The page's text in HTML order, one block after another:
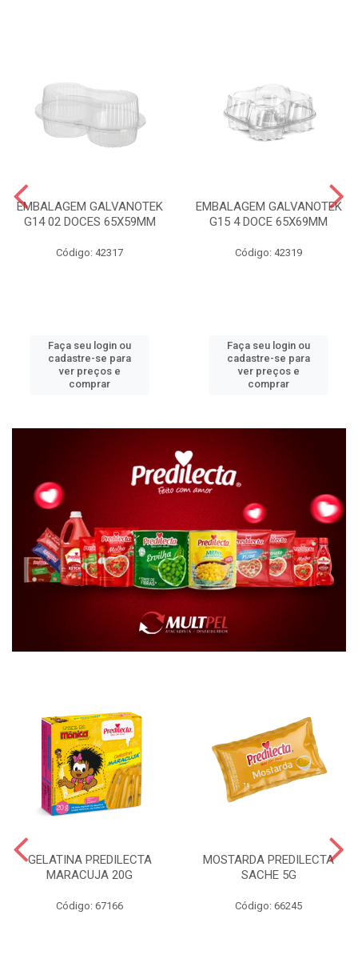
EMBALAGEM GALVANOTEK
G14 02 DOCES 65X59MM
Código: 42317
Faça seu login ou
cadastre-se para
ver preços e
comprar
EMBALAGEM GALVANOTEK
G15 4 DOCE 65X69MM
Código: 42319
Faça seu login ou
cadastre-se para
ver preços e
comprar
GELATINA PREDILECTA
MARACUJA 20G
Código: 67166
MOSTARDA PREDILECTA
SACHE 5G
Código: 66245